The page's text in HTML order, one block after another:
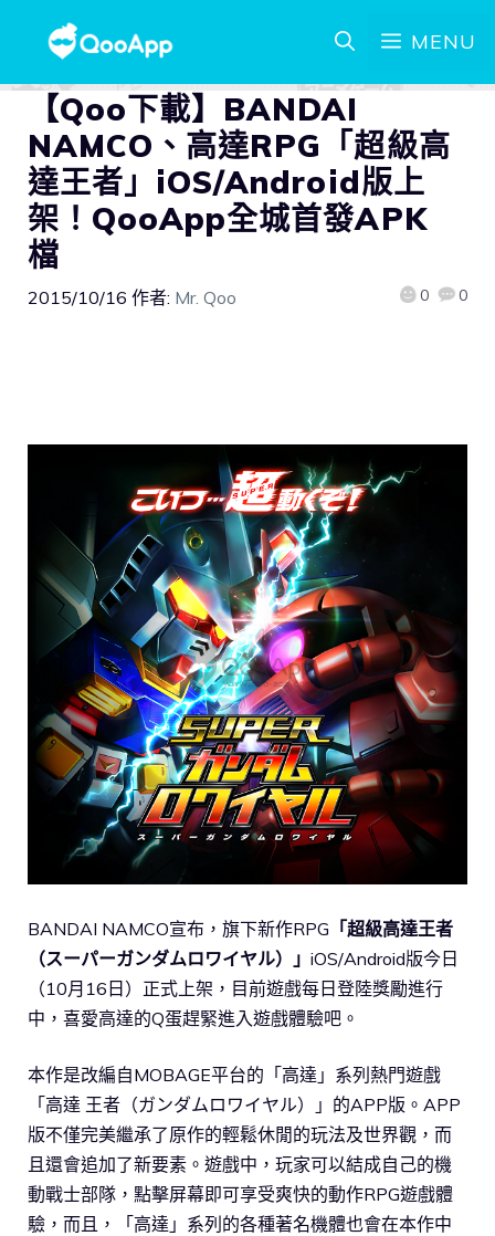
MENU
【Qoo下載】BANDAI
NAMCO、高達RPG「超級高
達王者」iOS/Android版上
架！QooApp全城首發APK
檔
2015/10/16 作者: Mr. Qoo 0 0
BANDAI NAMCO宣布，旗下新作RPG 「超級高達王者
（スーパーガンダムロワイヤル）」 iOS/Android版今日
（10月16日）正式上架，目前遊戲每日登陸獎勵進行
中，喜愛高達的Q蛋趕緊進入遊戲體驗吧。
本作是改編自MOBAGE平台的「高達」系列熱門遊戲
「高達 王者（ガンダムロワイヤル）」的APP版。APP
版不僅完美繼承了原作的輕鬆休閒的玩法及世界觀，而
且還會追加了新要素。遊戲中，玩家可以結成自己的機
動戰士部隊，點擊屏幕即可享受爽快的動作RPG遊戲體
驗，而且，「高達」系列的各種著名機體也會在本作中